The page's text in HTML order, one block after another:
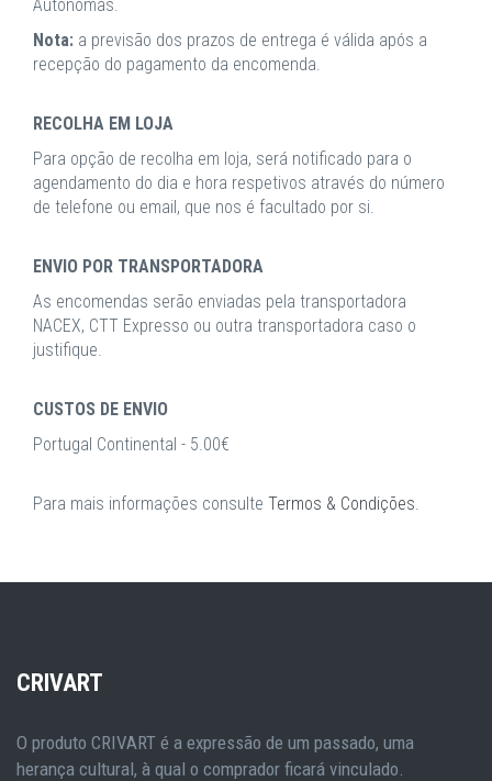
Autónomas.
Nota: a previsão dos prazos de entrega é válida após a
recepção do pagamento da encomenda.
RECOLHA EM LOJA
Para opção de recolha em loja, será notificado para o
agendamento do dia e hora respetivos através do número
de telefone ou email, que nos é facultado por si.
ENVIO POR TRANSPORTADORA
As encomendas serão enviadas pela transportadora
NACEX, CTT Expresso ou outra transportadora caso o
justifique.
CUSTOS DE ENVIO
Portugal Continental - 5.00€
Para mais informações consulte Termos & Condições.
CRIVART
O produto CRIVART é a expressão de um passado, uma
herança cultural, à qual o comprador ficará vinculado.